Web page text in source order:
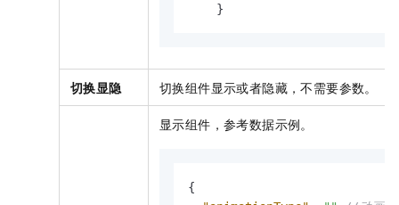
}
切换显隐 切换组件显示或者隐藏，不需要参数。
显示组件，参考数据示例。
{